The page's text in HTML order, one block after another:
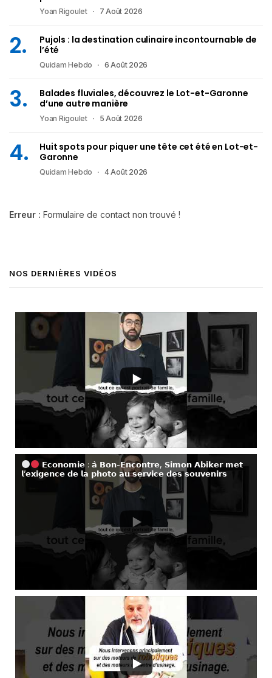
Yoan Rigoulet 7 Août 2026
Pujols : la destination culinaire incontournable de
l’été
Quidam Hebdo 6 Août 2026
Balades fluviales, découvrez le Lot-et-Garonne
d’une autre manière
Yoan Rigoulet 5 Août 2026
Huit spots pour piquer une tête cet été en Lot-et-
Garonne
Quidam Hebdo 4 Août 2026
Erreur : Formulaire de contact non trouvé !
NOS DERNIÈRES VIDÉOS
𝗘𝗰𝗼𝗻𝗼𝗺𝗶𝗲 : 𝗮̀ 𝗕𝗼𝗻-𝗘𝗻𝗰𝗼𝗻𝘁𝗿𝗲, 𝗦𝗶𝗺𝗼𝗻 𝗔𝗯𝗶𝗸𝗲𝗿 𝗺𝗲𝘁
𝗹’𝗲𝘅𝗶𝗴𝗲𝗻𝗰𝗲 𝗱𝗲 𝗹𝗮 𝗽𝗵𝗼𝘁𝗼 𝗮𝘂 𝘀𝗲𝗿𝘃𝗶𝗰𝗲 𝗱𝗲𝘀 𝘀𝗼𝘂𝘃𝗲𝗻𝗶𝗿𝘀